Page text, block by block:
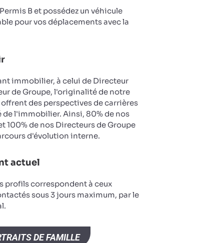
B et possédez un véhicule
pour vos déplacements avec la
immobilier, à celui de Directeur
de Groupe, l'originalité de notre
des perspectives de carrières
de l'immobilier. Ainsi, 80% de nos
100% de nos Directeurs de Groupe
d'évolution interne.
actuel
profils correspondent à ceux
sous 3 jours maximum, par le
DE FAMILLE